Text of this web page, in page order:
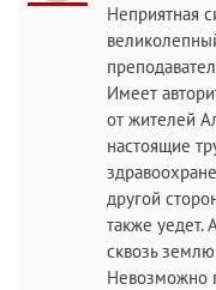
Неприятная
Имеет
от жителей
настоящие
другой
также уедет.
сквозь
Невозможно